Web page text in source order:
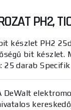
PH2,
készlet PH2
bit készlet.
25 darab Specifik
DeWalt